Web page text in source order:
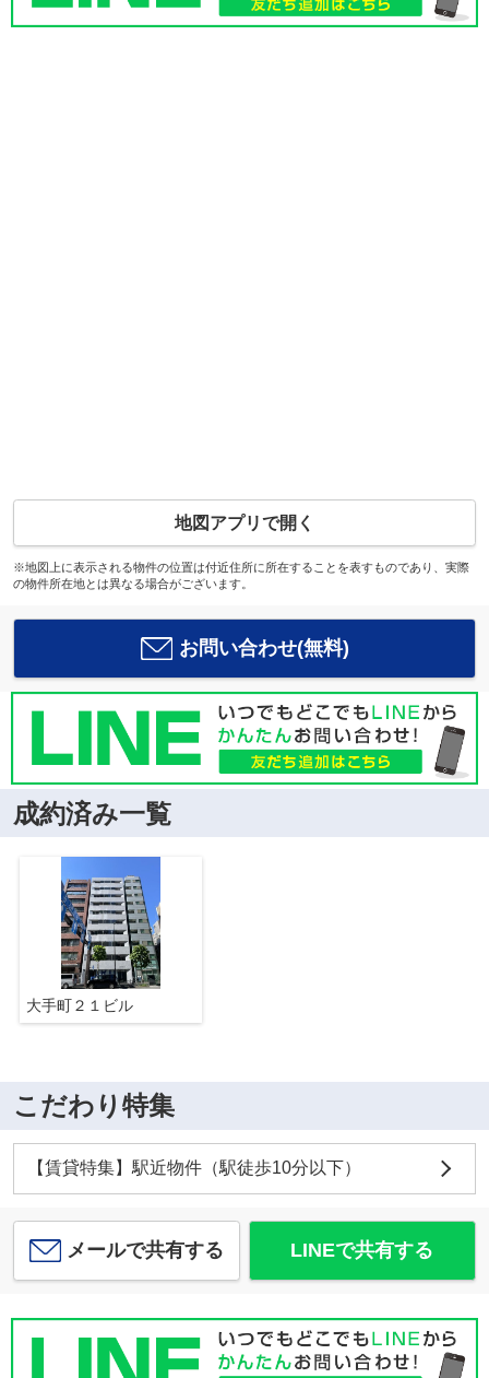
地図アプリで開く
※地図上に表示される物件の位置は付近住所に所在することを表すものであり、実際
の物件所在地とは異なる場合がございます。
お問い合わせ(無料)
成約済み一覧
大手町２１ビル
こだわり特集
【賃貸特集】駅近物件（駅徒歩10分以下）
メールで共有する LINEで共有する